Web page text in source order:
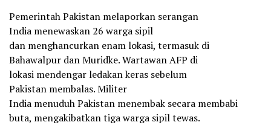
Pemerintah Pakistan melaporkan serangan
India menewaskan 26 warga sipil
dan menghancurkan enam lokasi, termasuk di
Bahawalpur dan Muridke. Wartawan AFP di
lokasi mendengar ledakan keras sebelum
Pakistan membalas. Militer
India menuduh Pakistan menembak secara membabi
buta, mengakibatkan tiga warga sipil tewas.